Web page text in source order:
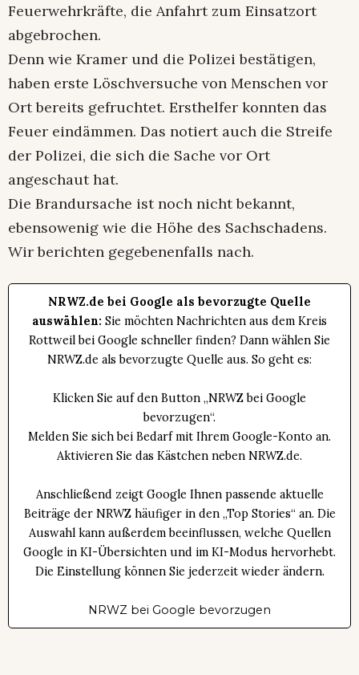
Feuerwehrkräfte, die Anfahrt zum Einsatzort
abgebrochen.
Denn wie Kramer und die Polizei bestätigen,
haben erste Löschversuche von Menschen vor
Ort bereits gefruchtet. Ersthelfer konnten das
Feuer eindämmen. Das notiert auch die Streife
der Polizei, die sich die Sache vor Ort
angeschaut hat.
Die Brandursache ist noch nicht bekannt,
ebensowenig wie die Höhe des Sachschadens.
Wir berichten gegebenenfalls nach.
NRWZ.de bei Google als bevorzugte Quelle
auswählen: Sie möchten Nachrichten aus dem Kreis
Rottweil bei Google schneller finden? Dann wählen Sie
NRWZ.de als bevorzugte Quelle aus. So geht es:
Klicken Sie auf den Button „NRWZ bei Google
bevorzugen“.
Melden Sie sich bei Bedarf mit Ihrem Google-Konto an.
Aktivieren Sie das Kästchen neben NRWZ.de.
Anschließend zeigt Google Ihnen passende aktuelle
Beiträge der NRWZ häufiger in den „Top Stories“ an. Die
Auswahl kann außerdem beeinflussen, welche Quellen
Google in KI-Übersichten und im KI-Modus hervorhebt.
Die Einstellung können Sie jederzeit wieder ändern.
NRWZ bei Google bevorzugen